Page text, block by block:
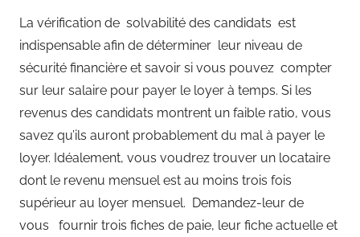
La vérification de solvabilité des candidats est
indispensable afin de déterminer leur niveau de
sécurité financière et savoir si vous pouvez compter
sur leur salaire pour payer le loyer à temps. Si les
revenus des candidats montrent un faible ratio, vous
savez qu’ils auront probablement du mal à payer le
loyer. Idéalement, vous voudrez trouver un locataire
dont le revenu mensuel est au moins trois fois
supérieur au loyer mensuel. Demandez-leur de
vous fournir trois fiches de paie, leur fiche actuelle et